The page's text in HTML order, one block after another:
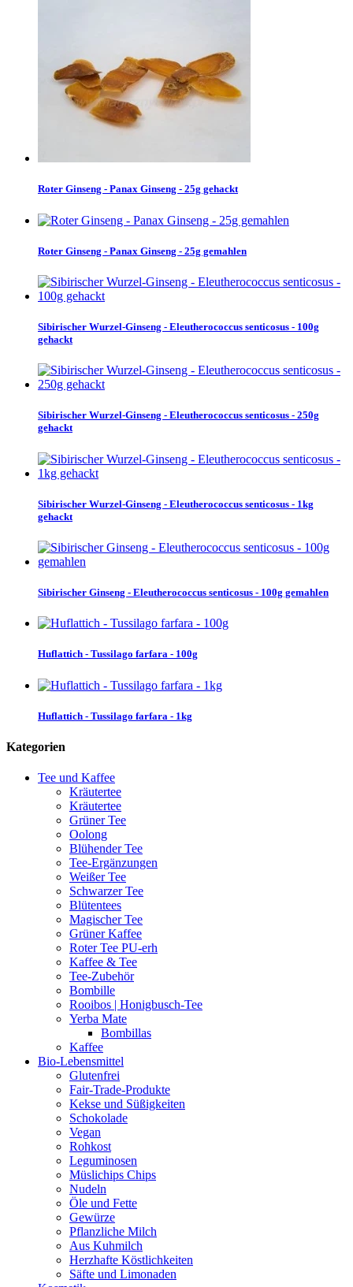
Roter Ginseng - Panax Ginseng - 25g gehackt
Roter Ginseng - Panax Ginseng - 25g gemahlen
Sibirischer Wurzel-Ginseng - Eleutherococcus senticosus - 100g
gehackt
Sibirischer Wurzel-Ginseng - Eleutherococcus senticosus - 250g
gehackt
Sibirischer Wurzel-Ginseng - Eleutherococcus senticosus - 1kg
gehackt
Sibirischer Ginseng - Eleutherococcus senticosus - 100g gemahlen
Huflattich - Tussilago farfara - 100g
Huflattich - Tussilago farfara - 1kg
Kategorien
Tee und Kaffee
Kräutertee
Kräutertee
Grüner Tee
Oolong
Blühender Tee
Tee-Ergänzungen
Weißer Tee
Schwarzer Tee
Blütentees
Magischer Tee
Grüner Kaffee
Roter Tee PU-erh
Kaffee & Tee
Tee-Zubehör
Bombille
Rooibos | Honigbusch-Tee
Yerba Mate
Bombillas
Kaffee
Bio-Lebensmittel
Glutenfrei
Fair-Trade-Produkte
Kekse und Süßigkeiten
Schokolade
Vegan
Rohkost
Leguminosen
Müslichips Chips
Nudeln
Öle und Fette
Gewürze
Pflanzliche Milch
Aus Kuhmilch
Herzhafte Köstlichkeiten
Säfte und Limonaden